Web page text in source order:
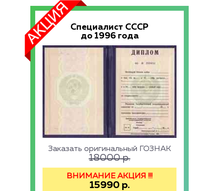
Специалист СССР
до 1996 года
Заказать оригинальный ГОЗНАК
18000р.
ВНИМАНИЕ АКЦИЯ !!!
15990 р.